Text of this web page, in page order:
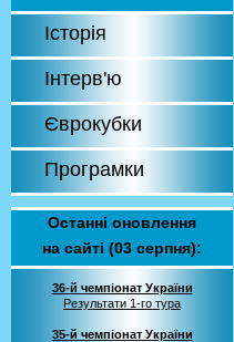
Історія
Інтерв'ю
Єврокубки
Програмки
Останні оновлення
на сайті (03 серпня):
36-й чемпіонат України
Результати 1-го тура
35-й чемпіонат України